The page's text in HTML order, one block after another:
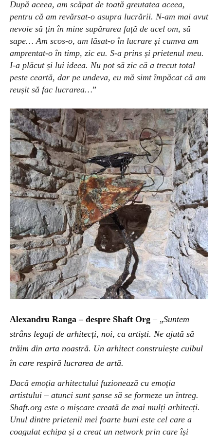
După aceea, am scăpat de toată greutatea aceea,
pentru că am revărsat-o asupra lucrării. N-am mai avut
nevoie să țin în mine supărarea față de acel om, să
sape… Am scos-o, am lăsat-o în lucrare și cumva am
amprentat-o în timp, zic eu. S-a prins și prietenul meu.
I-a plăcut și lui ideea. Nu pot să zic că a trecut total
peste ceartă, dar pe undeva, eu mă simt împăcat că am
reușit să fac lucrarea…”
Alexandru Ranga – despre Shaft Org– „Suntem
strâns legați de arhitecți, noi, ca artiști. Ne ajută să
trăim din arta noastră. Un arhitect construiește cuibul
în care respiră lucrarea de artă.
Dacă emoția arhitectului fuzionează cu emoția
artistului – atunci sunt șanse să se formeze un întreg.
Shaft.org este o mișcare creată de mai mulți arhitecți.
Unul dintre prietenii mei foarte buni este cel care a
coagulat echipa și a creat un network prin care își